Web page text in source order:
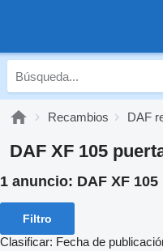
Recambios DAF
DAF XF 105
1 anuncio: DAF XF
Filtro
Clasificar: Fecha de